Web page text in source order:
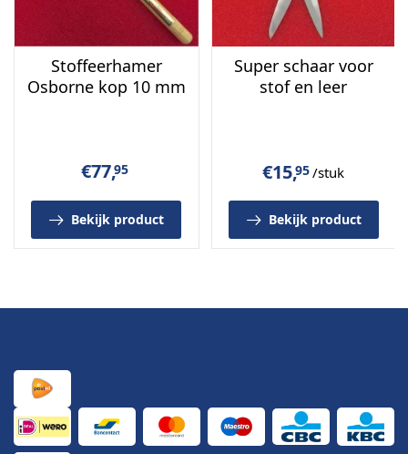
Stoffeerhamer
Osborne kop 10 mm
€77,95
Bekijk product
Super schaar voor
stof en leer
€15,95/stuk
Bekijk product